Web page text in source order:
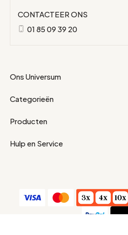
CONTACTEER ONS
01 85 09 39 20
Ons Universum
Categorieën
Producten
Hulp en Service